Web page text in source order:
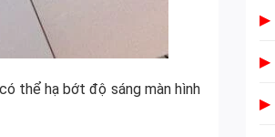
thể hạ bớt độ sáng màn hình
▶
▶
▶